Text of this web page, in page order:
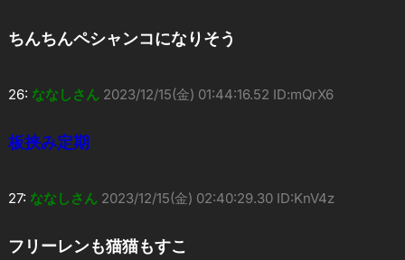
ちんちんペシャンコになりそう
26: ななしさん 2023/12/15(金) 01:44:16.52 ID:mQrX6
板挟み定期
27: ななしさん 2023/12/15(金) 02:40:29.30 ID:KnV4z
フリーレンも猫猫もすこ